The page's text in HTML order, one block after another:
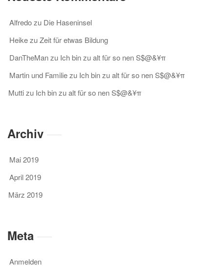
Alfredozu Die Haseninsel
HeikezuZeit für etwas Bildung
DanTheManzu Ich bin zu alt für so nen S$@&¥π
Martin und Familiezu Ich bin zu alt für so nen S$@&¥π
Muttizu Ich bin zu alt für so nen S$@&¥π
Archiv
Mai 2019
April 2019
März 2019
Meta
Anmelden